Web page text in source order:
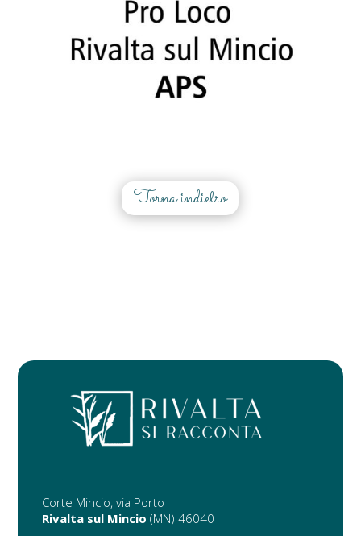
Torna indietro
Corte Mincio, via Porto
Rivalta sul Mincio (MN) 46040